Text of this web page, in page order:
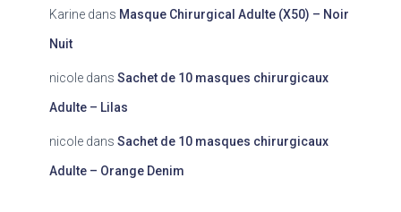
Karine dans Masque Chirurgical Adulte (X50) – Noir
Nuit
nicole dans Sachet de 10 masques chirurgicaux
Adulte – Lilas
nicole dans Sachet de 10 masques chirurgicaux
Adulte – Orange Denim